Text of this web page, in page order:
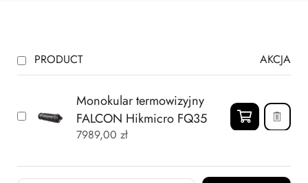
PRODUCT AKCJA
Monokular termowizyjny
FALCON Hikmicro FQ35
7989,00 zł